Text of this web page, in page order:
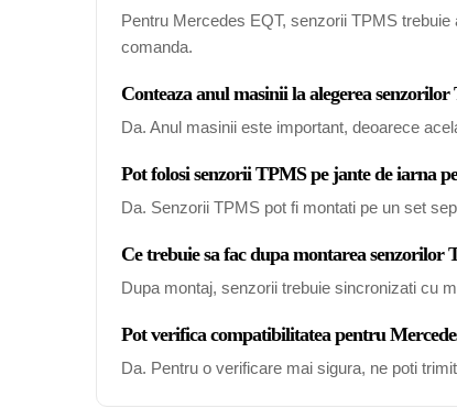
Pentru Mercedes EQT, senzorii TPMS
comanda.
Conteaza anul masinii la alegerea
Da. Anul masinii este important, deoarece
Pot folosi senzorii TPMS pe jante de iarna
Da. Senzorii TPMS pot fi montati pe un set
Ce trebuie sa fac dupa montarea senzorilor
Dupa montaj, senzorii trebuie sincronizati cu
Pot verifica compatibilitatea pentru
Da. Pentru o verificare mai sigura, ne poti